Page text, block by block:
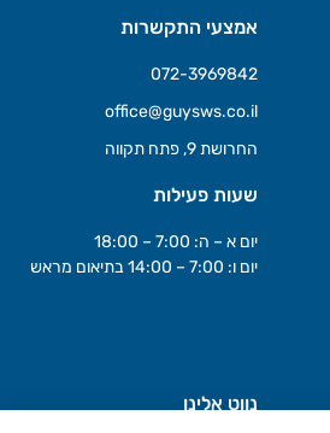
אמצעי התקשרות
072-3969842
office@guysws.co.il
החרושת 9, פתח תקווה
שעות פעילות
יום א – ה: 7:00 – 18:00
יום ו: 7:00 – 14:00 בתיאום מראש
נווט אלינו